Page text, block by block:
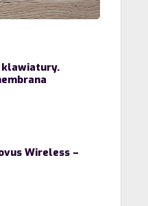
klawiatury.
Wireless –